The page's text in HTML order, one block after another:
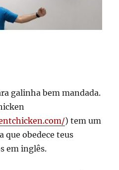
galinha bem mandada.
) tem um
que obedece teus
em inglês.